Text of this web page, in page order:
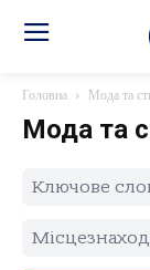
Головна Мода та
Мода та